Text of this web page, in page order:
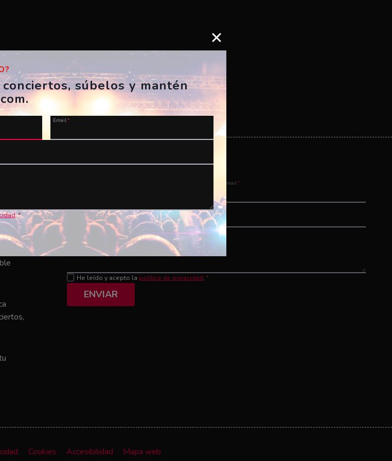
vivo!
Email*
Mensaje
He leído y acepto la política de privacidad. *
ENVIAR
Cookies Accesibilidad Mapa web
súbelos y mantén
Email*
.*